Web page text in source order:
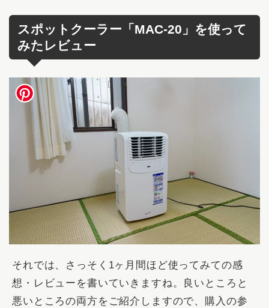
スポットクーラー「MAC-20」を使って
みたレビュー
それでは、さっそく1ヶ月間ほど使ってみての感
想・レビューを書いていきますね。良いところと
悪いところの両方をご紹介しますので、購入の参